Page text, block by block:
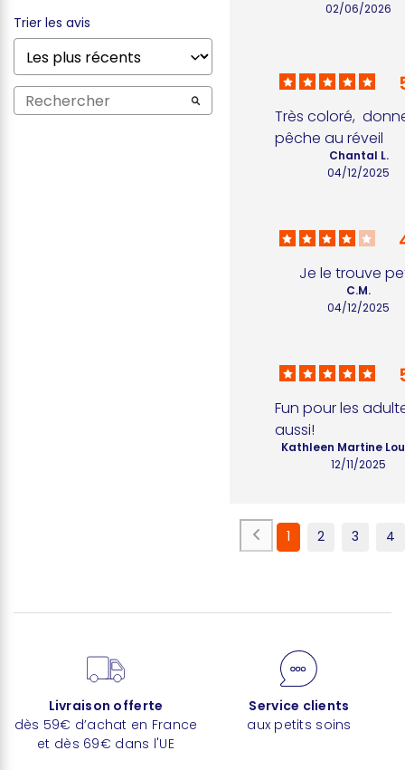
Trier les avis
02/06/2026
Très coloré,
pêche au réveil
04/12/2025
Chantal L.
Je le trouve
04/12/2025
C.M.
Fun pour les
aussi!
12/11/2025
Kathleen Martine
1 2 3 4
Livraison offerte
dès 59€ d’achat en France
et dès 69€ dans l'UE
Service clients
aux petits soins